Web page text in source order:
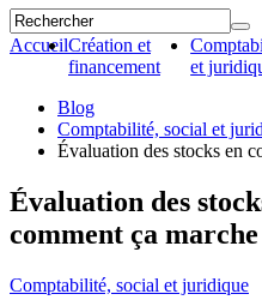
AccueilCréation et
financement
et
Blog
Comptabilité, social et
Évaluation des stocks en
Évaluation des
comment ça marche
Comptabilité, social et juridique